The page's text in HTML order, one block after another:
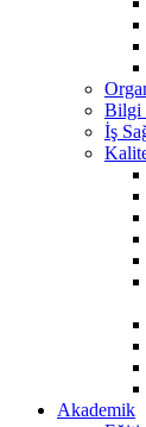
Bilgi
İş
Akademik